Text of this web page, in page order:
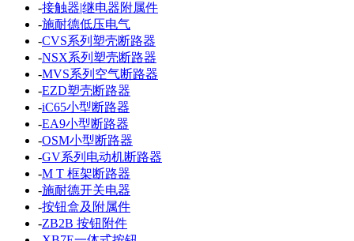
-接触器|继电器附属件
-施耐德低压电气
-CVS系列塑壳断路器
-NSX系列塑壳断路器
-MVS系列空气断路器
-EZD塑壳断路器
-iC65小型断路器
-EA9小型断路器
-OSM小型断路器
-GV系列电动机断路器
-M T 框架断路器
-施耐德开关电器
-按钮盒及附属件
-ZB2B 按钮附件